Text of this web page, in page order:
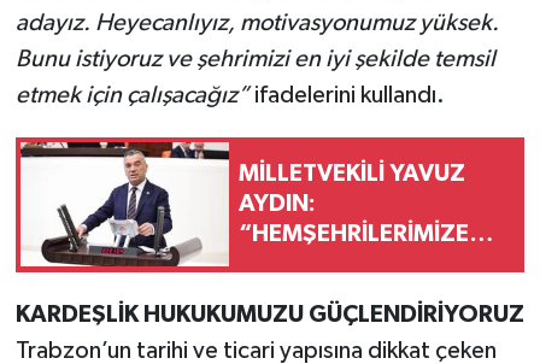
adayız. Heyecanlıyız, motivasyonumuz yüksek.
Bunu istiyoruz ve şehrimizi en iyi şekilde temsil
etmek için çalışacağız”ifadelerini kullandı.
MİLLETVEKİLİ YAVUZ
AYDIN:
“HEMŞEHRİLERİMİZE
KARDEŞLİK HUKUKUMUZU GÜÇLENDİRİYORUZ
Trabzon’un tarihi ve ticari yapısına dikkat çeken